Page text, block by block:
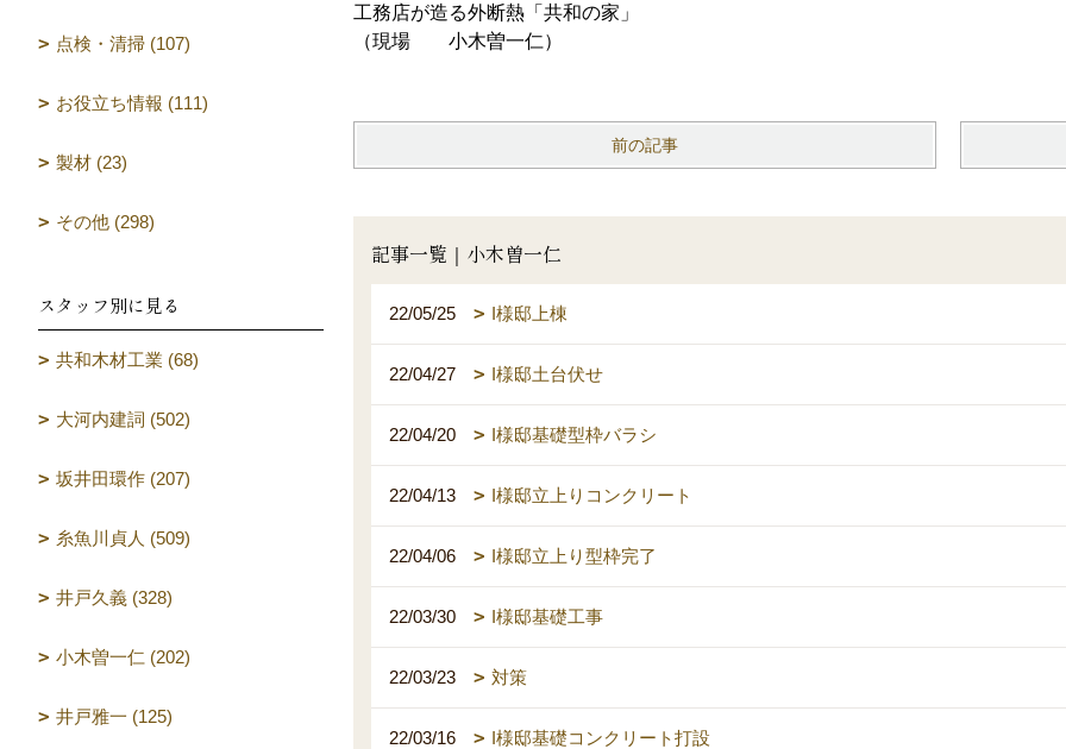
工務店が造る外断熱「共和の家」
（現場 小木曽一仁）
前の記事
記事一覧｜小木曽一仁
22/05/25 I様邸上棟
22/04/27 I様邸土台伏せ
22/04/20 I様邸基礎型枠バラシ
22/04/13 I様邸立上りコンクリート
22/04/06 I様邸立上り型枠完了
22/03/30 I様邸基礎工事
22/03/23 対策
22/03/16 I様邸基礎コンクリート打設
点検・清掃 (107)
お役立ち情報 (111)
製材 (23)
その他 (298)
スタッフ別に見る
共和木材工業 (68)
大河内建詞 (502)
坂井田環作 (207)
糸魚川貞人 (509)
井戸久義 (328)
小木曽一仁 (202)
井戸雅一 (125)